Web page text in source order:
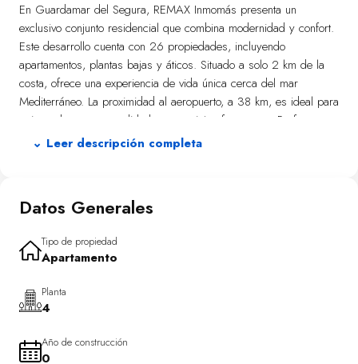
En Guardamar del Segura, REMAX Inmomás presenta un
exclusivo conjunto residencial que combina modernidad y confort.
Este desarrollo cuenta con 26 propiedades, incluyendo
apartamentos, plantas bajas y áticos. Situado a solo 2 km de la
costa, ofrece una experiencia de vida única cerca del mar
Mediterráneo. La proximidad al aeropuerto, a 38 km, es ideal para
quienes buscan comodidad en sus viajes frecuentes. Perfecto
para disfrutar de la paz y belleza que caracteriza a la Costa
de este complejo en Guardamar del Segura. Las viviendas
aire libre. Un solárium privado es perfecto para disfrutar del sol
en total tranquilidad. Además, las áreas verdes comunitarias
convenientemente a solo 2 km de la playa.
confort familiar, se ofrecen opciones con 2 o 3 dormitorios y
⌄ Leer descripción completa
Datos Generales
Tipo de propiedad
Apartamento
Planta
4
Año de construcción
0